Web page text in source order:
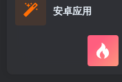
安卓应用